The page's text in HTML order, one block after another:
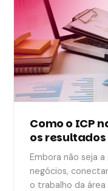
Como o ICP
os
Embora não seja
negócios,
o trabalho da